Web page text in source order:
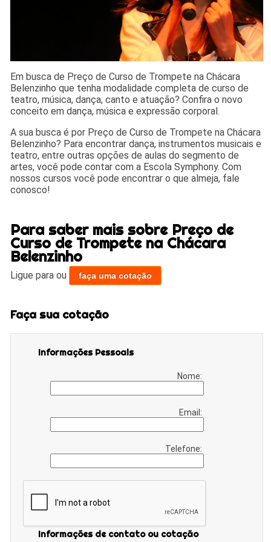
Em busca de Preço de Curso de Trompete na Chácara
Belenzinho que tenha modalidade completa de curso de
teatro, música, dança, canto e atuação? Confira o novo
conceito em dança, música e expressão corporal.
A sua busca é por Preço de Curso de Trompete na Chácara
Belenzinho? Para encontrar dança, instrumentos musicais e
teatro, entre outras opções de aulas do segmento de
artes, você pode contar com a Escola Symphony. Com
nossos cursos você pode encontrar o que almeja, fale
conosco!
Para saber mais sobre Preço de
Curso de Trompete na Chácara
Belenzinho
Ligue paraou faça uma cotação
Faça sua cotação
Informações Pessoais
Nome:
Email:
Telefone:
Informações de contato ou cotação